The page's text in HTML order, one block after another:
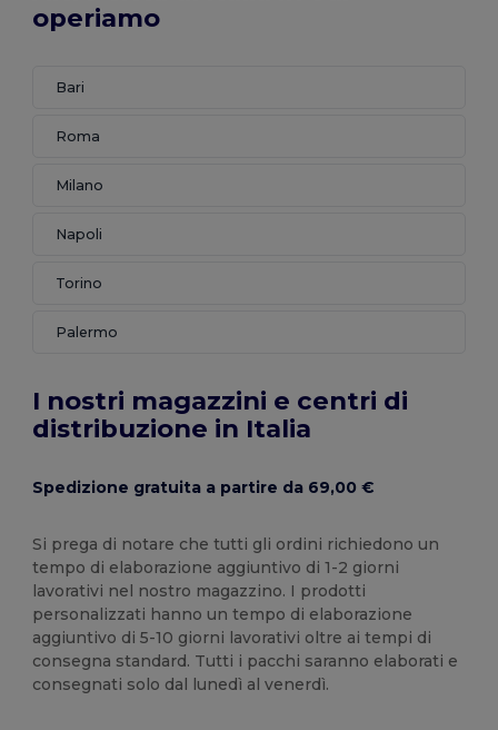
operiamo
Bari
Roma
Milano
Napoli
Torino
Palermo
I nostri magazzini e centri di
distribuzione in Italia
Spedizione gratuita a partire da 69,00 €
Si prega di notare che tutti gli ordini richiedono un
tempo di elaborazione aggiuntivo di 1-2 giorni
lavorativi nel nostro magazzino. I prodotti
personalizzati hanno un tempo di elaborazione
aggiuntivo di 5-10 giorni lavorativi oltre ai tempi di
consegna standard. Tutti i pacchi saranno elaborati e
consegnati solo dal lunedì al venerdì.